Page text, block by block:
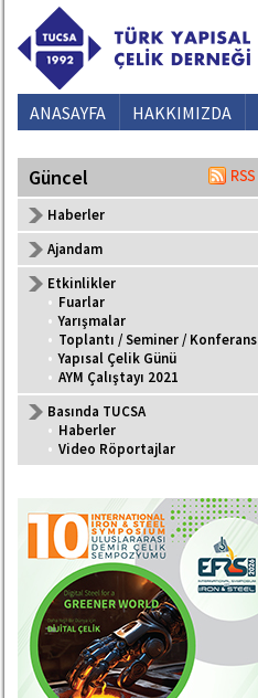
ANASAYFA HAKKIMIZDA
Güncel
Haberler
Ajandam
Etkinlikler
• Fuarlar
• Yarışmalar
• Toplantı / Seminer / Konferans
• Yapısal Çelik Günü
• AYM Çalıştayı 2021
Basında TUCSA
• Haberler
• Video Röportajlar